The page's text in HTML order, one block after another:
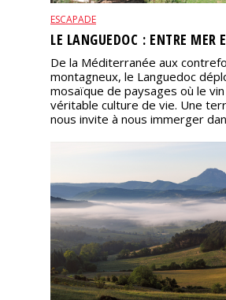
ESCAPADE
LE LANGUEDOC : ENTRE MER
De la Méditerranée aux
montagneux, le Languedoc
mosaïque de paysages où le
véritable culture de vie. Une
nous invite à nous immerger